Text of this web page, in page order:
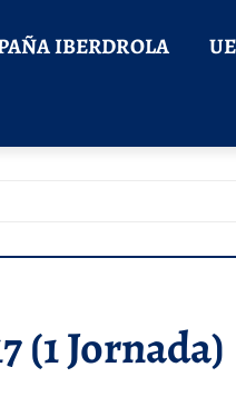
IBERDROLA
(1 Jornada)